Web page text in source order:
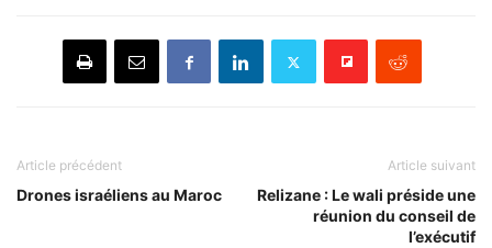
Article précédent
Drones israéliens au Maroc
Article suivant
Relizane : Le wali préside une
réunion du conseil de
l’exécutif